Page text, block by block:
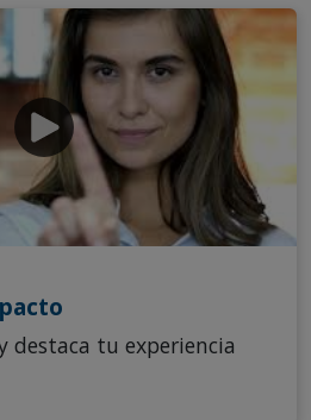
destaca tu experiencia